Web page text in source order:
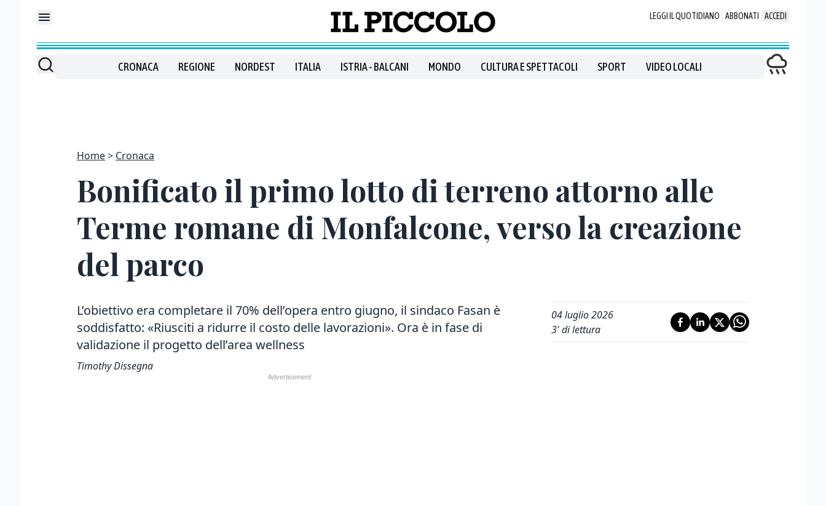
LEGGI IL QUOTIDIANO ABBONATI ACCEDI
CRONACA REGIONE NORDEST ITALIA ISTRIA - BALCANI MONDO CULTURA E SPETTACOLI SPORT VIDEO LOCALI
Home Cronaca
Bonificato il primo lotto di terreno attorno alle
Terme romane di Monfalcone, verso la creazione
del parco
L’obiettivo era completare il 70% dell’opera entro giugno, il sindaco Fasan è
soddisfatto: «Riusciti a ridurre il costo delle lavorazioni». Ora è in fase di
validazione il progetto dell’area wellness
Timothy Dissegna
04 luglio 2026
3' di lettura